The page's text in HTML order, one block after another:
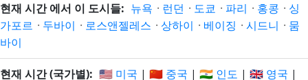
현재 시간 에서 이 도시들: 뉴욕 · 런던 · 도쿄 · 파리 · 홍콩 · 싱
가포르 · 두바이 · 로스앤젤레스 · 상하이 · 베이징 · 시드니 · 뭄
바이
현재 시간 (국가별): 🇺🇸 미국 | 🇨🇳 중국 | 🇮🇳 인도 | 🇬🇧 영국 |